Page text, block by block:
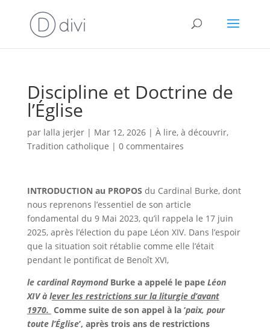
Discipline et Doctrine de
l’Église
par lalla jerjer| Mar 12, 2026| À lire, à découvrir,
Tradition catholique | 0 commentaires
INTRODUCTION au PROPOS du Cardinal Burke, dont
nous reprenons l’essentiel de son article
fondamental du 9 Mai 2023, qu’il rappela le 17 juin
2025, après l’élection du pape Léon XIV. Dans l’espoir
que la situation soit rétablie comme elle l’était
pendant le pontificat de Benoît XVI,
le cardinal Raymond Burke a appelé le pape Léon
XIVà lever les restrictions sur la liturgie d’avant
1970. Comme suite de son appel à la ‘paix, pour
toute l’Église’, après trois ans de restrictions